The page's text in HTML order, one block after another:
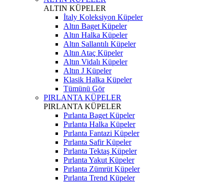
ALTIN KÜPELER
İtaly Koleksiyon Küpeler
Altın Baget Küpeler
Altın Halka Küpeler
Altın Sallantılı Küpeler
Altın Ataç Küpeler
Altın Vidalı Küpeler
Altın J Küpeler
Klasik Halka Küpeler
Tümünü Gör
PIRLANTA KÜPELER
PIRLANTA KÜPELER
Pırlanta Baget Küpeler
Pırlanta Halka Küpeler
Pırlanta Fantazi Küpeler
Pırlanta Safir Küpeler
Pırlanta Tektaş Küpeler
Pırlanta Yakut Küpeler
Pırlanta Zümrüt Küpeler
Pırlanta Trend Küpeler